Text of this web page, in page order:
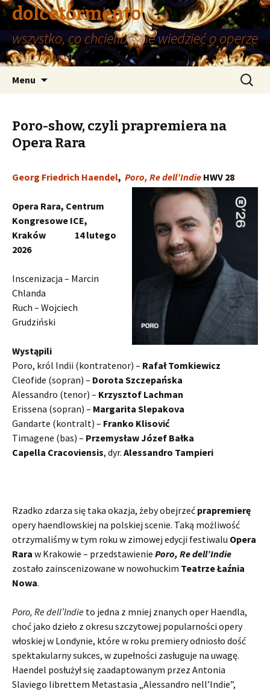
dolcetormento
wszystko, co chcielibyście wiedzieć o operze
barokowej
Menu Szukaj:
Poro-show, czyli prapremiera na
Opera Rara
Georg Friedrich Haendel, Poro, Re dell’Indie HWV 28
Opera Rara, Centrum
Kongresowe ICE,
Kraków 14 lutego
2026
Inscenizacja – Marcin
Chlanda
Ruch – Wojciech
Grudziński
Wystąpili
Poro, król Indii (kontratenor) – Rafał Tomkiewicz
Cleofide (sopran) – Dorota Szczepańska
Alessandro (tenor) – Krzysztof Lachman
Erissena (sopran) – Margarita Slepakova
Gandarte (kontralt) – Franko Klisović
Timagene (bas) – Przemysław Józef Bałka
Capella Cracoviensis, dyr. Alessandro Tampieri
Rzadko zdarza się taka okazja, żeby obejrzeć prapremierę
opery haendlowskiej na polskiej scenie. Taką możliwość
otrzymaliśmy w tym roku w zimowej edycji festiwalu Opera
Rara w Krakowie – przedstawienie Poro, Re dell’Indie
zostało zainscenizowane w nowohuckim Teatrze Łaźnia
Nowa.
Poro, Re dell’Indie to jedna z mniej znanych oper Haendla,
choć jako dzieło z okresu szczytowej popularności opery
włoskiej w Londynie, które w roku premiery odniosło dość
spektakularny sukces, w zupełności zasługuje na uwagę.
Haendel posłużył się zaadaptowanym przez Antonia
Slaviego librettem Metastasia „Alessandro nell’Indie”,